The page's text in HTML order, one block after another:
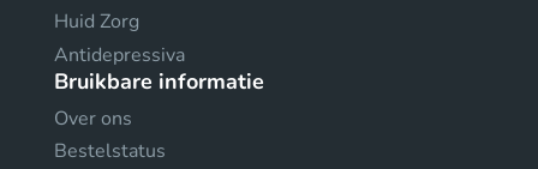
Huid Zorg
Antidepressiva
Bruikbare informatie
Over ons
Bestelstatus